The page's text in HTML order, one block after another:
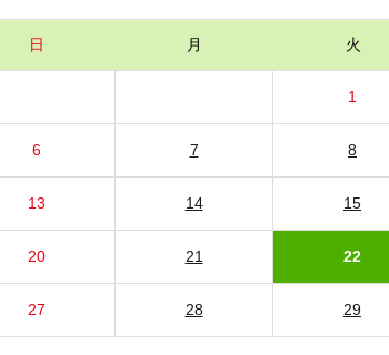
日 月 火
1
6 7 8
13 14 15
20 21 22
27 28 29